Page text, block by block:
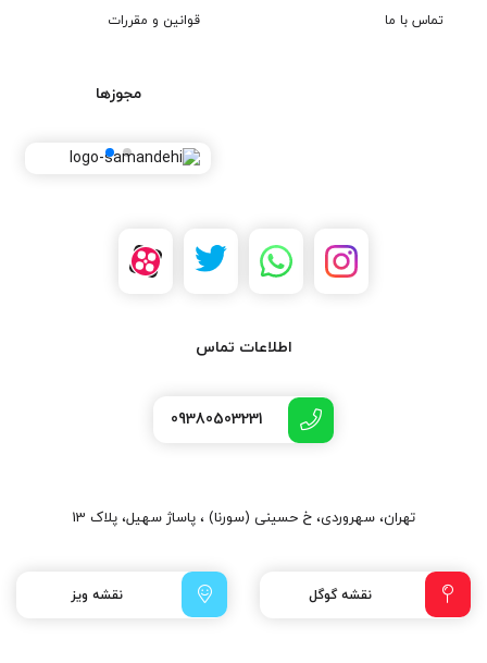
تماس با ما قوانین و مقررات
مجوزها
اطلاعات تماس
09380503231
تهران، سهروردی، خ حسینی (سورنا) ، پاساژ سهیل، پلاک 13
نقشه گوگل نقشه ویز